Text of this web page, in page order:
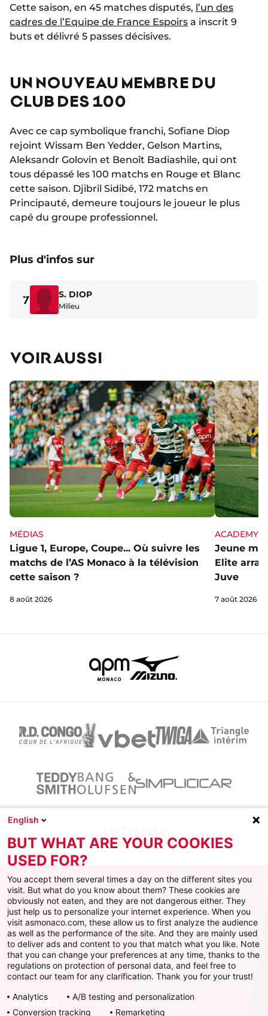
Cette saison, en 45 matches disputés, l’un des
cadres de l’Equipe de France Espoirs a inscrit 9
buts et délivré 5 passes décisives.
UN NOUVEAU MEMBRE DU
CLUB DES 100
Avec ce cap symbolique franchi, Sofiane Diop
rejoint Wissam Ben Yedder, Gelson Martins,
Aleksandr Golovin et Benoît Badiashile, qui ont
tous dépassé les 100 matchs en Rouge et Blanc
cette saison. Djibril Sidibé, 172 matchs en
Principauté, demeure toujours le joueur le plus
capé du groupe professionnel.
Plus d'infos sur
7 S. DIOP
Milieu
VOIR AUSSI
MÉDIAS
Ligue 1, Europe, Coupe... Où suivre les
matchs de l’AS Monaco à la télévision
cette saison ?
8 août 2026
ACADEMY
Jeune
Elite
Juve
7 août 2026
Facebook
X Instagram
YoutubeTikTokTwitch
AS MONACO
SERVICES
English
BUT WHAT ARE YOUR COOKIES
USED FOR?
You accept them several times a day on the different sites you
visit. But what do you know about them? These cookies are
obviously not eaten, and they are not dangerous either. They
just help us to personalize your internet experience. When you
visit asmonaco.com, these allow us to first analyze the audience
as well as the performance of the site. And they are mainly used
to deliver ads and content to you that match what you like. Note
that you can change your preferences at any time, thanks to the
regulations on protection of personal data, and feel free to
contact our team for any clarification. Thank you for your trust!
Analytics
A/B testing and personalization
Conversion tracking
Remarketing